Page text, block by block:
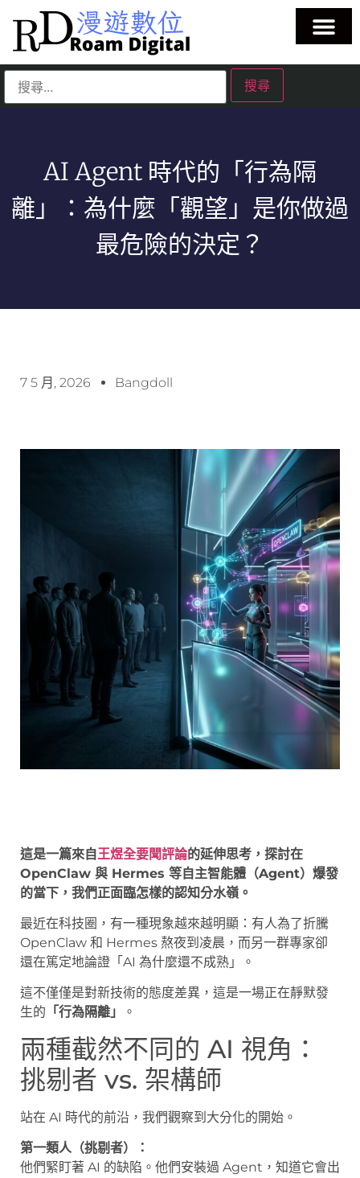
AI Agent 時代的「行為隔
離」：為什麼「觀望」是你做過
最危險的決定？
7 5 月, 2026 Bangdoll
這是一篇來自王煜全要聞評論的延伸思考，探討在
OpenClaw 與 Hermes 等自主智能體（Agent）爆發
的當下，我們正面臨怎樣的認知分水嶺。
最近在科技圈，有一種現象越來越明顯：有人為了折騰
OpenClaw 和 Hermes 熬夜到凌晨，而另一群專家卻
還在篤定地論證「AI 為什麼還不成熟」。
這不僅僅是對新技術的態度差異，這是一場正在靜默發
生的 「行為隔離」 。
兩種截然不同的 AI 視角：
挑剔者 vs. 架構師
站在 AI 時代的前沿，我們觀察到大分化的開始。
第一類人（挑剔者）：
他們緊盯著 AI 的缺陷。他們安裝過 Agent，知道它會出